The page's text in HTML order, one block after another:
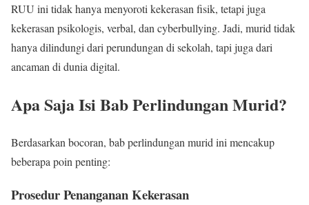
RUU ini tidak hanya menyoroti kekerasan fisik, tetapi juga
kekerasan psikologis, verbal, dan cyberbullying. Jadi, murid tidak
hanya dilindungi dari perundungan di sekolah, tapi juga dari
ancaman di dunia digital.
Apa Saja Isi Bab Perlindungan Murid?
Berdasarkan bocoran, bab perlindungan murid ini mencakup
beberapa poin penting:
Prosedur Penanganan Kekerasan